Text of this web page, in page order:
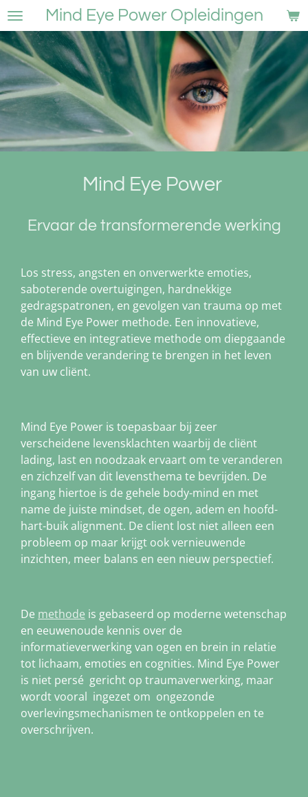
Ga
direct
naar
de
hoofdinhoud
Mind Eye Power Opleidingen
Mind Eye Power
Ervaar de transformerende werking
Los stress, angsten en onverwerkte emoties,
saboterende overtuigingen, hardnekkige
gedragspatronen, en gevolgen van trauma op met
de Mind Eye Power methode. Een innovatieve,
effectieve en integratieve methode om diepgaande
en blijvende verandering te brengen in het leven
van uw cliënt.
Mind Eye Power is toepasbaar bij zeer
verscheidene levensklachten waarbij de cliënt
lading, last en noodzaak ervaart om te veranderen
en zichzelf van dit levensthema te bevrijden. De
ingang hiertoe is de gehele body-mind en met
name de juiste mindset, de ogen, adem en hoofd-
hart-buik alignment. De client lost niet alleen een
probleem op maar krijgt ook vernieuwende
inzichten, meer balans en een nieuw perspectief.
De methode is gebaseerd op moderne wetenschap
en eeuwenoude kennis over de
informatieverwerking van ogen en brein in relatie
tot lichaam, emoties en cognities. Mind Eye Power
is niet persé gericht op traumaverwerking, maar
wordt vooral ingezet om ongezonde
overlevingsmechanismen te ontkoppelen en te
overschrijven.